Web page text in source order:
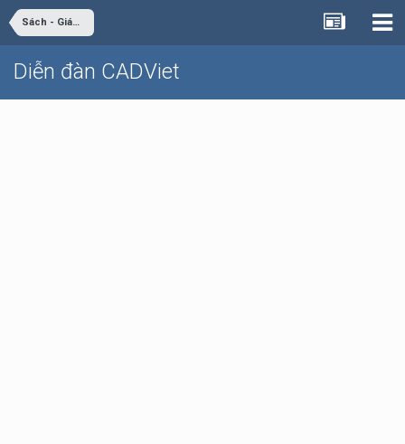
Sách - Giáo trình - Tài liệu
Diễn đàn CADViet